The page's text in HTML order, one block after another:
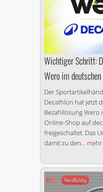
Wichtiger Schritt:
Wero im
Der
Decathlon hat jetzt
Bezahllösung Wero
Online-Shop auf
freigeschaltet. Das
damit zu den... mehr